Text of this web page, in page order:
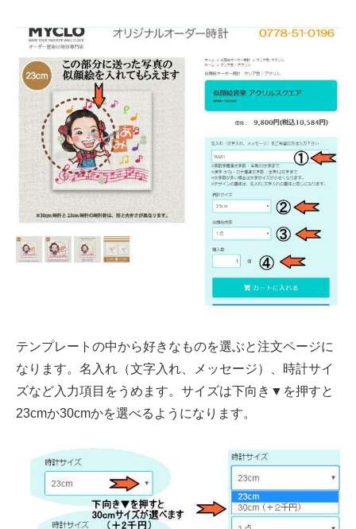
テンプレートの中から好きなものを選ぶと注文ページに
なります。名入れ（文字入れ、メッセージ）、時計サイ
ズなど入力項目をうめます。サイズは下向き▼を押すと
23cmか30cmかを選べるようになります。